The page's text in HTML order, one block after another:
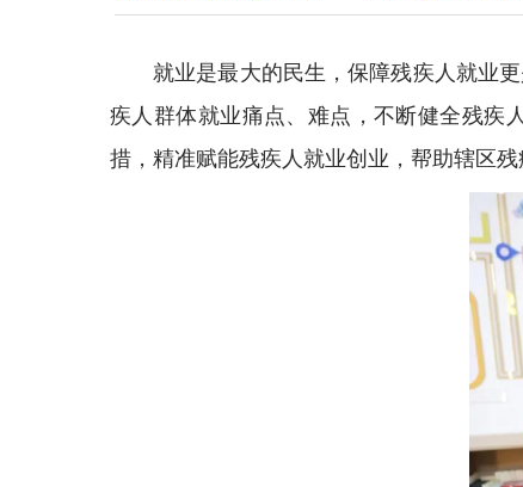
就业是最大的民生，保障残疾人就业
疾人群体就业痛点、难点，不断健全残疾
措，精准赋能残疾人就业创业，帮助辖区